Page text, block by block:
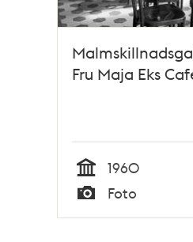
Fru Maja Eks
Tid
1960
Typ
Foto